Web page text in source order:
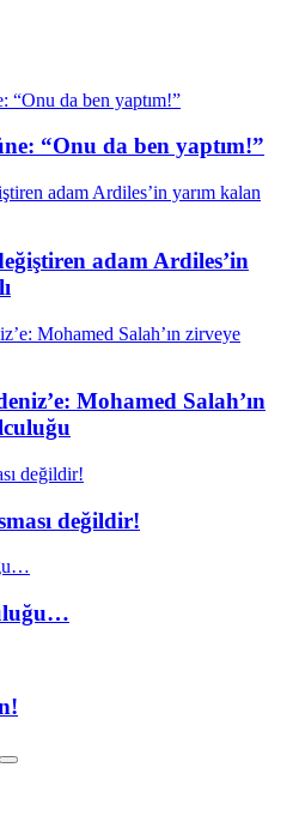
“Onu da ben yaptım!”
adam Ardiles’in
Mohamed Salah’ın
değildir!